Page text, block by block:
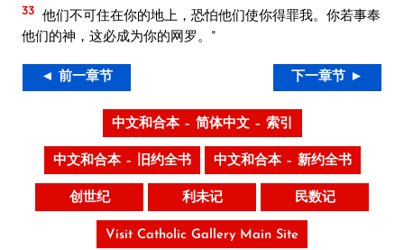
33 他们不可住在你的地上，恐怕他们使你得罪我。你若事奉
他们的神，这必成为你的网罗。”
◄ 前一章节 下一章节 ►
中文和合本 – 简体中文 – 索引
中文和合本 – 旧约全书 中文和合本 – 新约全书
创世纪 利未记 民数记
Visit Catholic Gallery Main Site